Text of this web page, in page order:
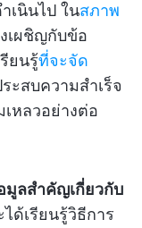
เนินไป ในสภาพ
เผชิญกับข้อ
ยนรู้ที่จะจัด
ะสบความสำเร็จ
หลวอย่างต่อ
มูลสำคัญเกี่ยวกับ
ด้เรียนรู้วิธีการ